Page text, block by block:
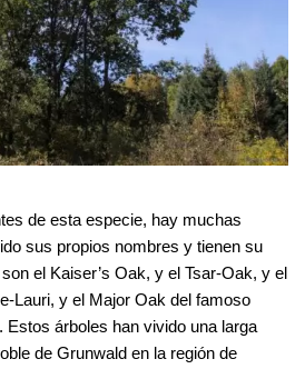
de esta especie, hay muchas
sus propios nombres y tienen su
el Kaiser’s Oak, y el Tsar-Oak, y el
Lauri, y el Major Oak del famoso
Estos árboles han vivido una larga
de Grunwald en la región de